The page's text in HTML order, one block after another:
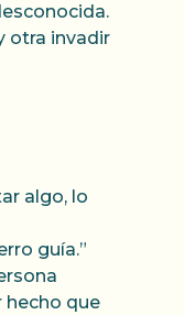
otra invadir
algo, lo
guía.”
hecho que